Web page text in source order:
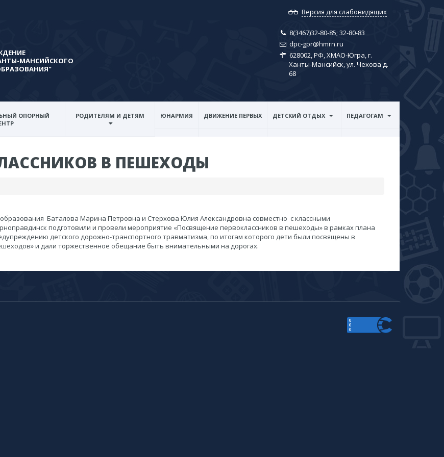
Версия для слабовидящих
МАНСИЙСКОГО
8(3467)32-80-85; ​32-80-83
dpc-gpr@hmrn.ru
628002, РФ, ХМАО-Югра, г.
Ханты-Мансийск, ул. Чехова д.
68
ОПОРНЫЙ
РОДИТЕЛЯМ И ДЕТЯМ ЮНАРМИЯ ДВИЖЕНИЕ ПЕРВЫХ ДЕТСКИЙ ОТДЫХ ПЕДАГОГАМ
В ПЕШЕХОДЫ
образования Баталова Марина Петровна и Стерхова Юлия Александровна совместно с классными
подготовили и провели мероприятие «Посвящение первоклассников в пешеходы» в рамках плана
детского дорожно-транспортного травматизма, по итогам которого дети были посвящены в
и дали торжественное обещание быть внимательными на дорогах.